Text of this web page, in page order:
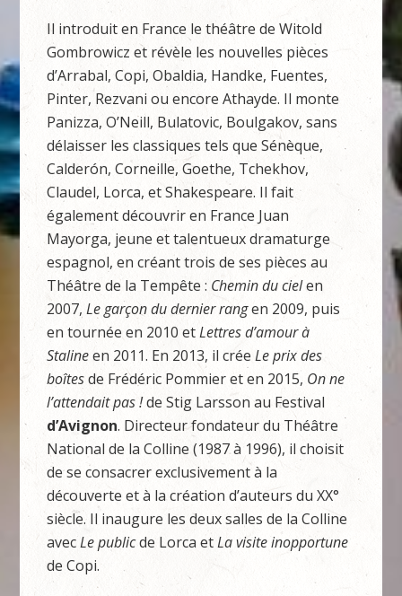
Il introduit en France le théâtre de Witold
Gombrowicz et révèle les nouvelles pièces
d’Arrabal, Copi, Obaldia, Handke, Fuentes,
Pinter, Rezvani ou encore Athayde. Il monte
Panizza, O’Neill, Bulatovic, Boulgakov, sans
délaisser les classiques tels que Sénèque,
Calderón, Corneille, Goethe, Tchekhov,
Claudel, Lorca, et Shakespeare. Il fait
également découvrir en France Juan
Mayorga, jeune et talentueux dramaturge
espagnol, en créant trois de ses pièces au
Théâtre de la Tempête : Chemin du cielen
2007,Le garçon du dernier rangen 2009, puis
en tournée en 2010 etLettres d’amourà
Stalineen 2011. En 2013, il créeLe prix des
boîtesde Frédéric Pommier et en 2015, On ne
l’attendait pas !de Stig Larsson au Festival
d’Avignon. Directeur fondateur du Théâtre
National de la Colline (1987 à 1996), il choisit
de se consacrer exclusivement à la
découverte et à la création d’auteurs du XX°
siècle. Il inaugure les deux salles de la Colline
avecLe publicde Lorca etLa visite inopportune
de Copi.